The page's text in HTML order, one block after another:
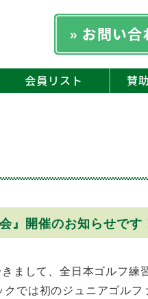
» お問い合
会員リスト 賛
』開催のお知らせです
まして、全日本ゴルフ練
では初のジュニアゴルフ